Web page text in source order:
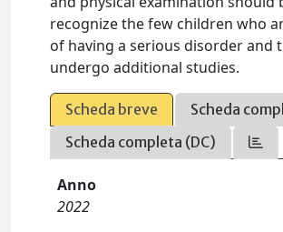
recognize the few children who
of having a serious disorder and
undergo additional studies.
Scheda breve
Scheda
Scheda completa (DC)
Anno
2022